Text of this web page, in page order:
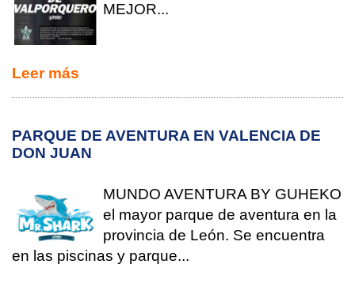
MEJOR...
Leer más
PARQUE DE AVENTURA EN VALENCIA DE
DON JUAN
MUNDO AVENTURA BY GUHEKO
el mayor parque de aventura en la
provincia de León. Se encuentra
en las piscinas y parque...